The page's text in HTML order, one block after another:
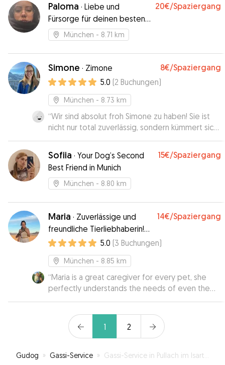
Paloma · Liebe und
Fürsorge für deinen besten
Freund
20€/Spaziergang
München - 8.71 km
Simone · Zimone 8€/Spaziergang
5.0 (2 Buchungen)
München - 8.73 km
“Wir sind absolut froh Simone zu haben! Sie ist
nicht nur total zuverlässig, sondern kümmert sich
auch liebevoll um meine Hündin. Ausgiebige
Spaziergänge und eine Rundumversorgung ist
garantiert ☺️ außerdem bekomme ich
regelmäßige Foto Updates, über die ich mich
immer sehr freue.”
Sofiia · Your Dog’s Second
Best Friend in Munich
15€/Spaziergang
München - 8.80 km
Maria · Zuverlässige und
freundliche Tierliebhaberin!
🌻
14€/Spaziergang
5.0 (3 Buchungen)
München - 8.85 km
“Maria is a great caregiver for every pet, she
perfectly understands the needs of even the
most demanding dog 🥰🥰🥰 I recommend her
1
2
Gudog » Gassi-Service » Gassi-Service in Pullach im Isartal